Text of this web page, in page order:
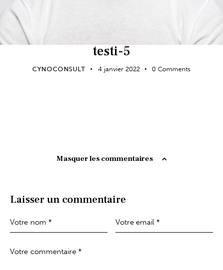
testi-5
CYNOCONSULT 4 janvier 2022 0 Comments
Masquer les commentaires
Laisser un commentaire